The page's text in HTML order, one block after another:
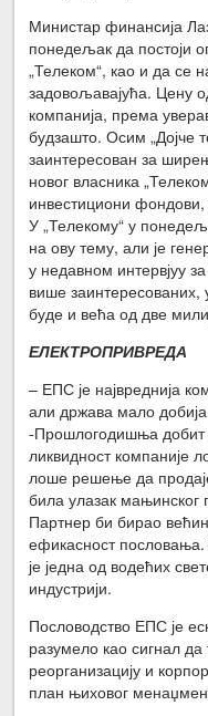
Министар финансија
понедељак да постоји
„Телеком“, као и да се
задовољавајућа. Цену
компанија, према
будзашто. Осим „Дојче
заинтересован за
новог власника
инвестициони
У „Телекому“ у
на ову тему, али је
у недавном интервјуу
више заинтересованих,
буде и већа од две
ЕЛЕКТРОПРИВРЕДА
– ЕПС је највреднија
али држава мало
-Прошлогодишња добит
ликвидност компаније
лоше решење да
била улазак мањинског
Партнер би бирао
ефикасност пословања.
је једна од водећих
индустрији.
Пословодство ЕПС је
разумело као сигнал
реорганизацију и
план њиховог